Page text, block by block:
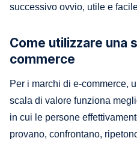
successivo ovvio, utile e
Come utilizzare una
commerce
Per i marchi di e-commerce,
scala di valore funziona
in cui le persone
provano, confrontano,